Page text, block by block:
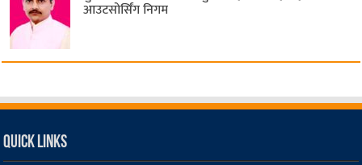
आउटसोर्सिंग निगम
Quick Links